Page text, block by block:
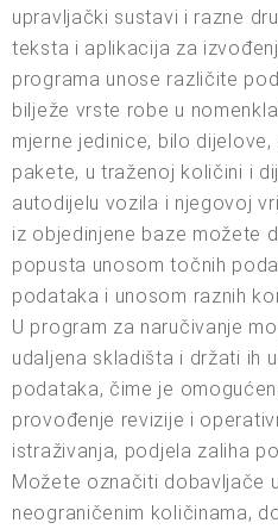
upravljački sustavi i razne
teksta i aplikacija za
programa unose različite
bilježe vrste robe u
mjerne jedinice, bilo dijelove,
pakete, u traženoj količini i
autodijelu vozila i njegovoj
iz objedinjene baze možete
popusta unosom točnih
podataka i unosom raznih
U program za naručivanje
udaljena skladišta i držati ih
podataka, čime je
provođenje revizije i
istraživanja, podjela zaliha
Možete označiti dobavljače
neograničenim količinama,